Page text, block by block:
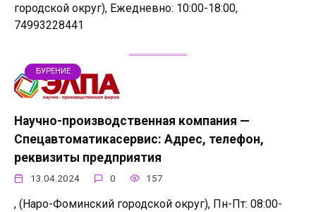
городской округ), Ежедневно: 10:00-18:00,
74993228441
БУРЕНИЕ
Научно-производственная компания —
Спецавтоматикасервис: Адрес, телефон,
реквизиты предприятия
13.04.2024 0 157
, (Наро-Фоминский городской округ), Пн-Пт: 08:00-